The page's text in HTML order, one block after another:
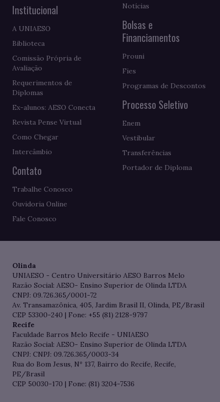
Institucional
A UNIAESO
Biblioteca
Comissão Própria de
Avaliação
Requerimentos de
Diplomas
Ex-alunos: AESO Conecta
Revista Pense Virtual
Como Chegar
Intercâmbio
Contato
Trabalhe Conosco
Ouvidoria Online
Fale Conosco
Notícias
Bolsas e
Financiamentos
Prouni
Fies
Programas de Descontos
Processo Seletivo
Enem
Vestibular
Transferências
Portador de Diploma
Olinda
UNIAESO - Centro Universitário AESO Barros Melo
Razão Social: AESO- Ensino Superior de Olinda LTDA
CNPJ: 09.726.365/0001-72
Av. Transamazônica, 405, Jardim Brasil II, Olinda, PE/Brasil
CEP 53300-240 | Fone: +55 (81) 2128-9797
Recife
Faculdade Barros Melo Recife - UNIAESO
Razão Social: AESO- Ensino Superior de Olinda LTDA
CNPJ: CNPJ: 09.726.365/0003-34
Rua do Bom Jesus, Nº 137, Bairro do Recife, Recife,
PE/Brasil
CEP 50030-170 | Fone: (81) 3204-7536